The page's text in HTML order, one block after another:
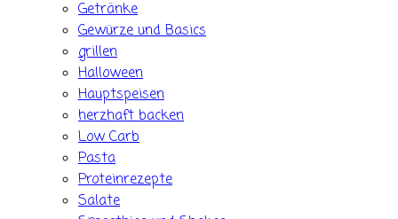
Getränke
Gewürze und Basics
grillen
Halloween
Hauptspeisen
herzhaft backen
Low Carb
Pasta
Proteinrezepte
Salate